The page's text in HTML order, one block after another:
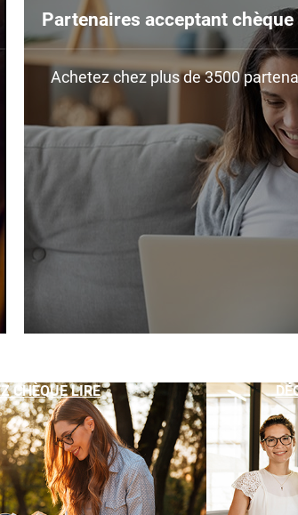
Partenaires acceptant
Achetez chez plus de 3500
CHÈQUE LIRE